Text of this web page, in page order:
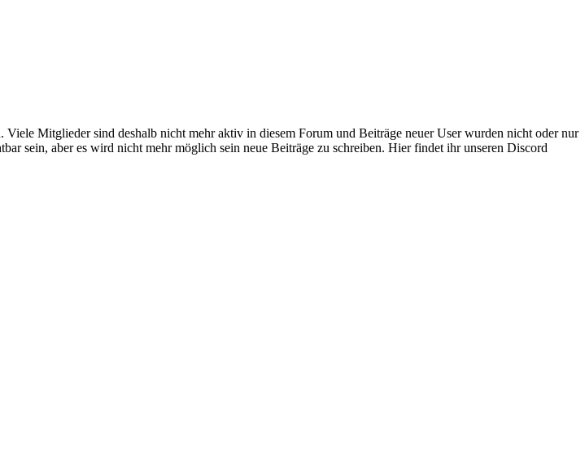
Mitglieder sind deshalb nicht mehr aktiv in diesem Forum und Beiträge neuer User wurden nicht oder nur
sein, aber es wird nicht mehr möglich sein neue Beiträge zu schreiben. Hier findet ihr unseren Discord